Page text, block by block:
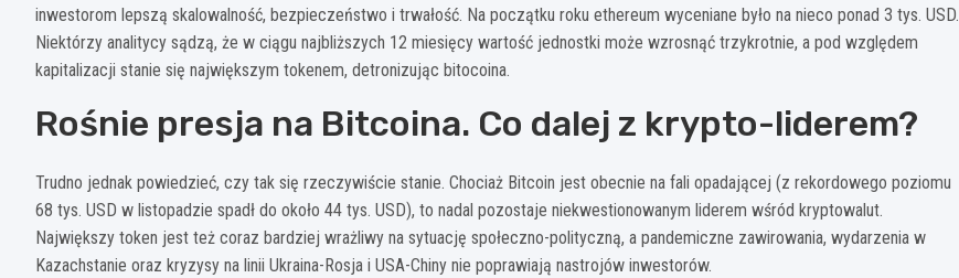
inwestorom lepszą skalowalność, bezpieczeństwo i trwałość. Na początku roku ethereum wyceniane było na nieco ponad 3 tys. USD.
Niektórzy analitycy sądzą, że w ciągu najbliższych 12 miesięcy wartość jednostki może wzrosnąć trzykrotnie, a pod względem
kapitalizacji stanie się największym tokenem, detronizując bitocoina.
Rośnie presja na Bitcoina. Co dalej z krypto-liderem?
Trudno jednak powiedzieć, czy tak się rzeczywiście stanie. Chociaż Bitcoin jest obecnie na fali opadającej (z rekordowego poziomu
68 tys. USD w listopadzie spadł do około 44 tys. USD), to nadal pozostaje niekwestionowanym liderem wśród kryptowalut.
Największy token jest też coraz bardziej wrażliwy na sytuację społeczno-polityczną, a pandemiczne zawirowania, wydarzenia w
Kazachstanie oraz kryzysy na linii Ukraina-Rosja i USA-Chiny nie poprawiają nastrojów inwestorów.